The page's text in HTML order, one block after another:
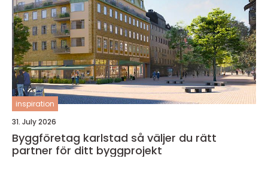
inspiration
31. July 2026
Byggföretag karlstad så väljer du rätt
partner för ditt byggprojekt